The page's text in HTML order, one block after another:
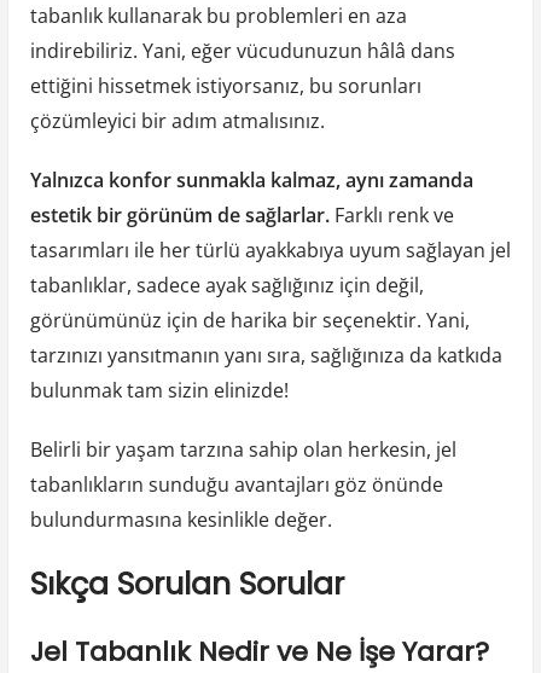
tabanlık kullanarak bu problemleri en aza
indirebiliriz. Yani, eğer vücudunuzun hâlâ dans
ettiğini hissetmek istiyorsanız, bu sorunları
çözümleyici bir adım atmalısınız.
Yalnızca konfor sunmakla kalmaz, aynı zamanda
estetik bir görünüm de sağlarlar.Farklı renk ve
tasarımları ile her türlü ayakkabıya uyum sağlayan jel
tabanlıklar, sadece ayak sağlığınız için değil,
görünümünüz için de harika bir seçenektir. Yani,
tarzınızı yansıtmanın yanı sıra, sağlığınıza da katkıda
bulunmak tam sizin elinizde!
Belirli bir yaşam tarzına sahip olan herkesin, jel
tabanlıkların sunduğu avantajları göz önünde
bulundurmasına kesinlikle değer.
Sıkça Sorulan Sorular
Jel Tabanlık Nedir ve Ne İşe Yarar?